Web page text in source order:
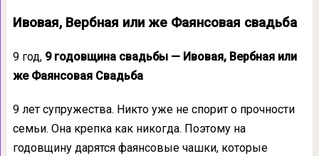
Ивовая, Вербная или же Фаянсовая свадьба
9 год, 9 годовщина свадьбы — Ивовая, Вербная или
же Фаянсовая Свадьба
9 лет супружества. Никто уже не спорит о прочности
семьи. Она крепка как никогда. Поэтому на
годовщину дарятся фаянсовые чашки, которые